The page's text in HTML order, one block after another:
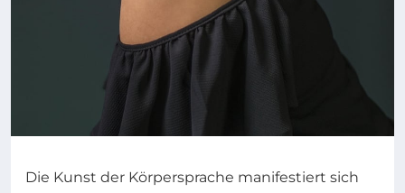
Die Kunst der Körpersprache manifestiert sich